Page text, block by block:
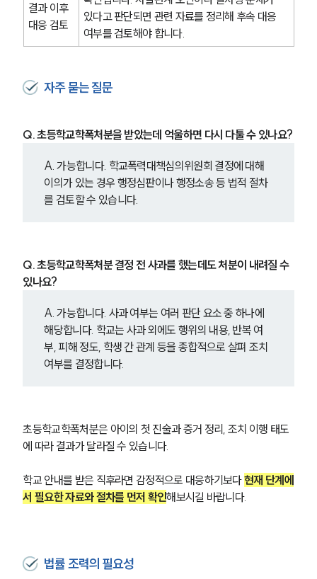
소식/자료
언론보도
대륜법률상담예약
대륜법률상담예약
결과 이후
대응 검토
있다고 판단되면 관련 자료를 정리해 후속 대응
여부를 검토해야 합니다.
자주 묻는 질문
Q. 초등학교학폭처분을 받았는데 억울하면 다시 다툴 수 있나요?
A. 가능합니다. 학교폭력대책심의위원회 결정에 대해
이의가 있는 경우 행정심판이나 행정소송 등 법적 절차
를 검토할 수 있습니다.
Q. 초등학교학폭처분 결정 전 사과를 했는데도 처분이 내려질 수
있나요?
A. 가능합니다. 사과 여부는 여러 판단 요소 중 하나에
해당합니다. 학교는 사과 외에도 행위의 내용, 반복 여
부, 피해 정도, 학생 간 관계 등을 종합적으로 살펴 조치
여부를 결정합니다.
초등학교학폭처분은 아이의 첫 진술과 증거 정리, 조치 이행 태도
에 따라 결과가 달라질 수 있습니다.
학교 안내를 받은 직후라면 감정적으로 대응하기보다 현재 단계에
서 필요한 자료와 절차를 먼저 확인해보시길 바랍니다.
법률 조력의 필요성